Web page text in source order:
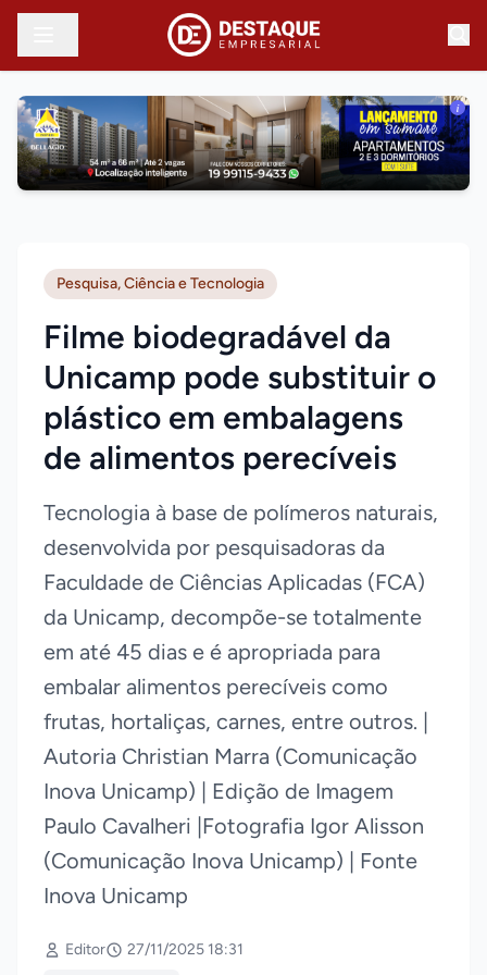
i
Pesquisa, Ciência e Tecnologia
Filme biodegradável da
Unicamp pode substituir o
plástico em embalagens
de alimentos perecíveis
Tecnologia à base de polímeros naturais,
desenvolvida por pesquisadoras da
Faculdade de Ciências Aplicadas (FCA)
da Unicamp, decompõe-se totalmente
em até 45 dias e é apropriada para
embalar alimentos perecíveis como
frutas, hortaliças, carnes, entre outros. |
Autoria Christian Marra (Comunicação
Inova Unicamp) | Edição de Imagem
Paulo Cavalheri |Fotografia Igor Alisson
(Comunicação Inova Unicamp) | Fonte
Inova Unicamp
Editor
27/11/2025 18:31